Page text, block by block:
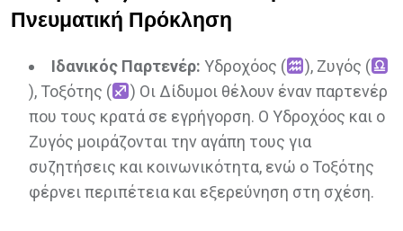
Πνευματική Πρόκληση
Ιδανικός Παρτενέρ: Υδροχόος (
), Ζυγός (
), Τοξότης (
) Οι Δίδυμοι θέλουν έναν παρτενέρ
που τους κρατά σε εγρήγορση. Ο Υδροχόος και ο
Ζυγός μοιράζονται την αγάπη τους για
συζητήσεις και κοινωνικότητα, ενώ ο Τοξότης
φέρνει περιπέτεια και εξερεύνηση στη σχέση.